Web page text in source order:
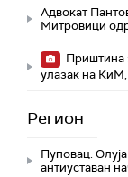
Адвокат
Митровици
Приштина
улазак на
Регион
Пуповац:
антиуставан